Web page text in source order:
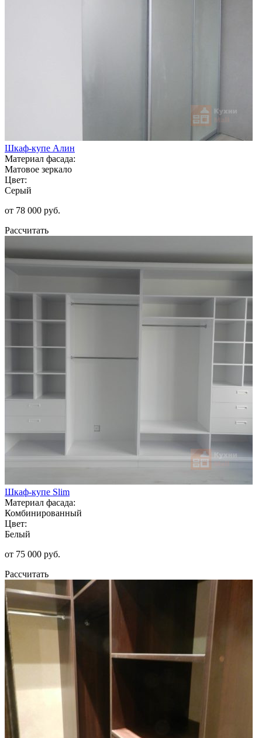
Шкаф-купе Алин
Материал фасада:
Матовое зеркало
Цвет:
Серый
от 78 000 руб.
Рассчитать
Шкаф-купе Slim
Материал фасада:
Комбинированный
Цвет:
Белый
от 75 000 руб.
Рассчитать